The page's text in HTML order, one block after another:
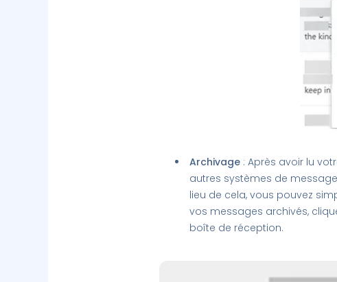
Archivage : Après avoir lu
autres systèmes de
lieu de cela, vous pouvez
vos messages archivés,
boîte de réception.